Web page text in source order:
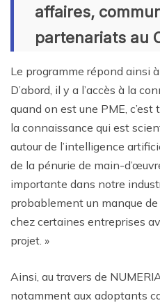
affaires,
partenariats au
Le programme répond ainsi
D’abord, il y a l’accès à la
quand on est une PME, c’est
la connaissance qui est
autour de l’intelligence
de la pénurie de main-
importante dans notre
probablement un manque
chez certaines entreprises
projet. »
Ainsi, au travers de
notamment aux adoptants